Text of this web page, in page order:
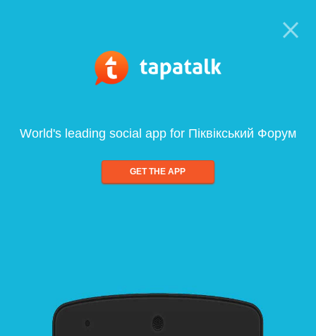
World's leading social app for Піквікський Форум
GET THE APP